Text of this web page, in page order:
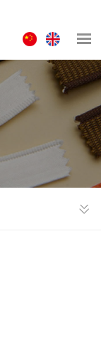
中
文
ENGLISH